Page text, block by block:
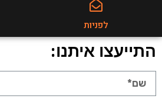
לפניות
התייעצו איתנו: